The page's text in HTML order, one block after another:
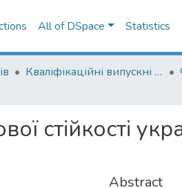
All of DSpace Statistics
Кваліфікаційні випускні роботи здобувачів вищої освіти бакалаврських програм
стійкості
Abstract